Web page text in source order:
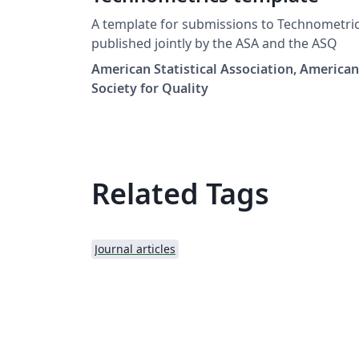
A template for submissions to
published jointly by the ASA and the ASQ
American Statistical Association, American
Society for Quality
Related Tags
Journal articles